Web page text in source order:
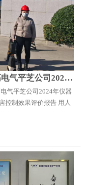
河南平芝高压开关有限公司平高电气平芝公司2024年仪器仪表及测试设备购置项目放射性职业病危害控制效果评价报告
气平芝公司2024年仪器
控制效果评价报告 用人